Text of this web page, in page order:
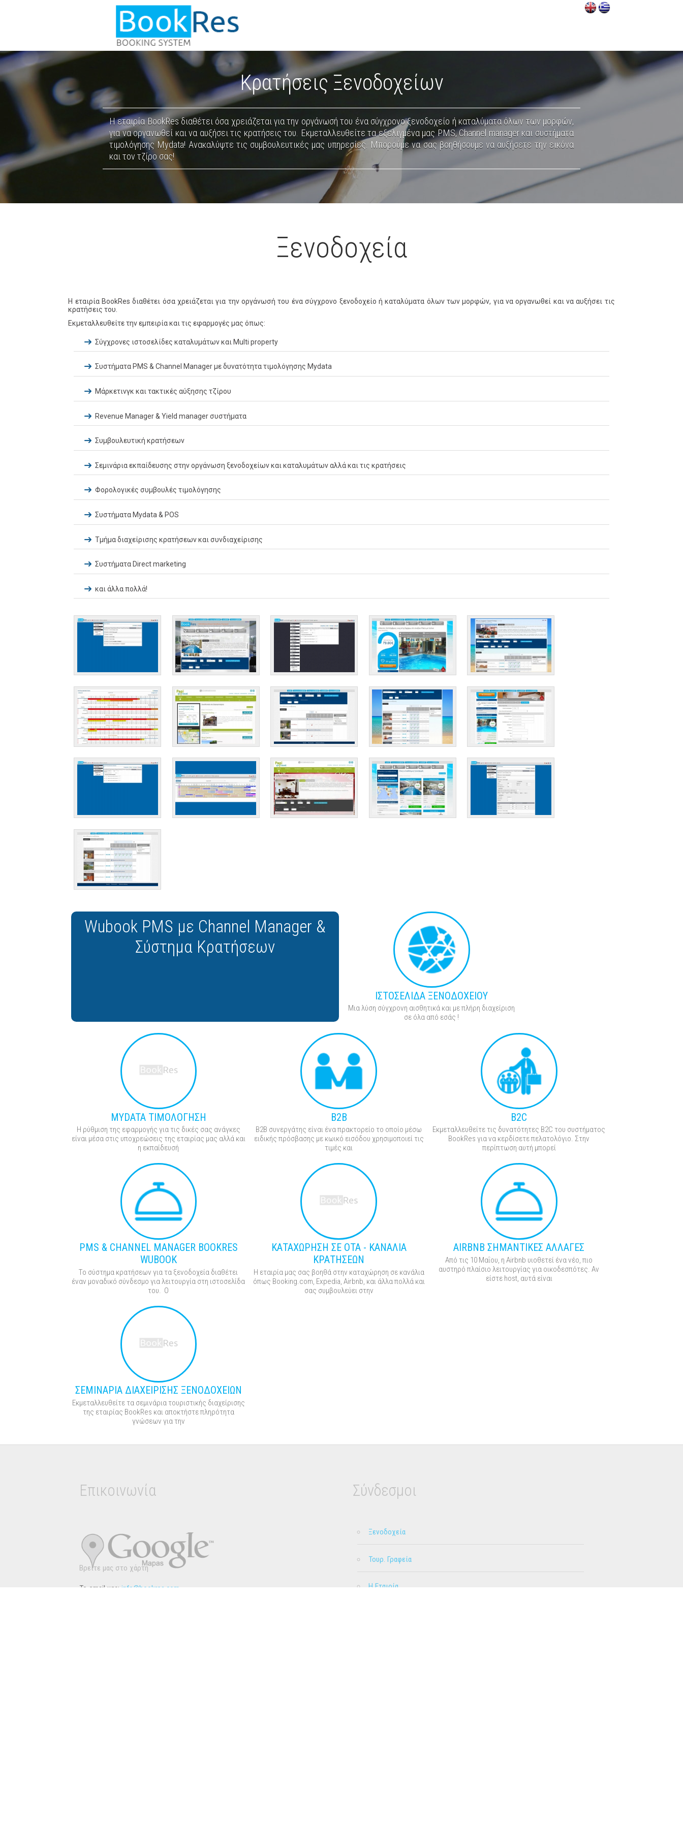
Κρατήσεις Ξενοδοχείων
Η εταιρία BookRes διαθέτει όσα χρειάζεται για την οργάνωσή του ένα σύγχρονο ξενοδοχείο ή καταλύματα όλων των μορφών,
για να οργανωθεί και να αυξήσει τις κρατήσεις του. Εκμεταλλευθείτε τα εξελιγμένα μας PMS, Channel manager και συστήματα
τιμολόγησης Mydata! Ανακαλύψτε τις συμβουλευτικές μας υπηρεσίες. Μπορούμε να σας βοηθήσουμε να αυξήσετε την εικόνα
και τον τζίρο σας!
Ξενοδοχεία
Η εταιρία BookRes διαθέτει όσα χρειάζεται για την οργάνωσή του ένα σύγχρονο ξενοδοχείο ή καταλύματα όλων των μορφών, για να οργανωθεί και να αυξήσει τις
κρατήσεις του.
Εκμεταλλευθείτε την εμπειρία και τις εφαρμογές μας όπως:
Σύγχρονες ιστοσελίδες καταλυμάτων και Multi property
Συστήματα PMS & Channel Manager με δυνατότητα τιμολόγησης Mydata
Μάρκετινγκ και τακτικές αύξησης τζίρου
Revenue Manager & Yield manager συστήματα
Συμβουλευτική κρατήσεων
Σεμινάρια εκπαίδευσης στην οργάνωση ξενοδοχείων και καταλυμάτων αλλά και τις κρατήσεις
Φορολογικές συμβουλές τιμολόγησης
Συστήματα Mydata & POS
Τμήμα διαχείρισης κρατήσεων και συνδιαχείρισης
Συστήματα Direct marketing
και άλλα πολλά!
Wubook PMS με Channel Manager &
Σύστημα Κρατήσεων
ΙΣΤΟΣΕΛΙΔΑ ΞΕΝΟΔΟΧΕΙΟΥ
Μια λύση σύγχρονη αισθητικά και με πλήρη διαχείριση
σε όλα από εσάς !
MYDATA ΤΙΜΟΛΟΓΗΣΗ
Η ρύθμιση της εφαρμογής για τις δικές σας ανάγκες
είναι μέσα στις υποχρεώσεις της εταιρίας μας αλλά και
η εκπαίδευσή
Β2Β
B2B συνεργάτης είναι ένα πρακτορείο το οποίο μέσω
ειδικής πρόσβασης με κωικό εισόδου χρησιμοποιεί τις
τιμές και
B2C
Εκμεταλλευθείτε τις δυνατότητες B2C του συστήματος
BookRes για να κερδίσετε πελατολόγιο. Στην
περίπτωση αυτή μπορεί
PMS & CHANNEL MANAGER BOOKRES
WUBOOK
Το σύστημα κρατήσεων για τα ξενοδοχεία διαθέτει
έναν μοναδικό σύνδεσμο για λειτουργία στη ιστοσελίδα
του. Ο
ΚΑΤΑΧΩΡΗΣΗ ΣΕ OTA - ΚΑΝΑΛΙΑ
ΚΡΑΤΗΣΕΩΝ
Η εταιρία μας σας βοηθά στην καταχώρηση σε κανάλια
όπως Booking.com, Expedia, Airbnb, και άλλα πολλά και
σας συμβουλεύει στην
AIRBNB ΣΗΜΑΝΤΙΚΕΣ ΑΛΛΑΓΕΣ
Από τις 10 Μαΐου, η Airbnb υιοθετεί ένα νέο, πιο
αυστηρό πλαίσιο λειτουργίας για οικοδεσπότες. Αν
είστε host, αυτά είναι
ΣΕΜΙΝΑΡΙΑ ΔΙΑΧΕΙΡΙΣΗΣ ΞΕΝΟΔΟΧΕΙΩΝ
Εκμεταλλευθείτε τα σεμινάρια τουριστικής διαχείρισης
της εταιρίας BookRes και αποκτήστε πληρότητα
γνώσεων για την
Επικοινωνία
Βρείτε μας στο χάρτη
Το email μας: info@bookres.com
Σύνδεσμοι
Ξενοδοχεία
Τουρ. Γραφεία
Η Εταιρία